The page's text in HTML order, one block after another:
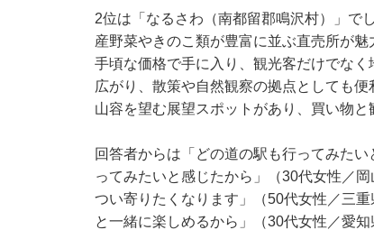
2位は「なるさわ（南都留郡鳴沢村）」で
産野菜やきのこ類が豊富に並ぶ直売所が
手頃な価格で手に入り、観光客だけでな
広がり、散策や自然観察の拠点としても
山容を望む展望スポットがあり、買い物
回答者からは「どの道の駅も行ってみた
ってみたいと感じたから」（30代女性／
つい寄りたくなります」（50代女性／三
と一緒に楽しめるから」（30代女性／愛